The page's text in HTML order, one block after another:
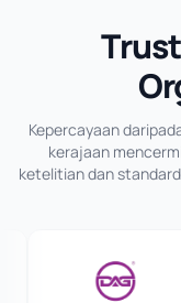
Kepercayaan
kerajaan
ketelitian dan